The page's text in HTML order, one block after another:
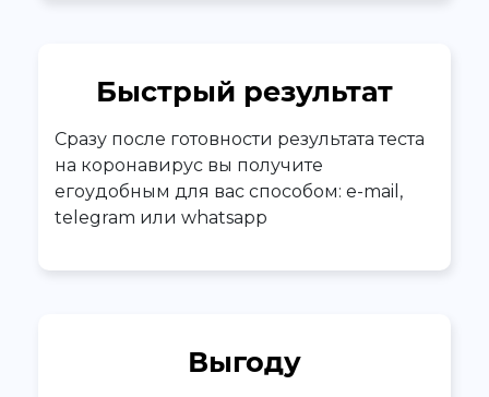
Быстрый результат
Сразу после готовности результата теста
на коронавирус вы получите
егоудобным для вас способом: e-mail,
telegram или whatsapp
Выгоду